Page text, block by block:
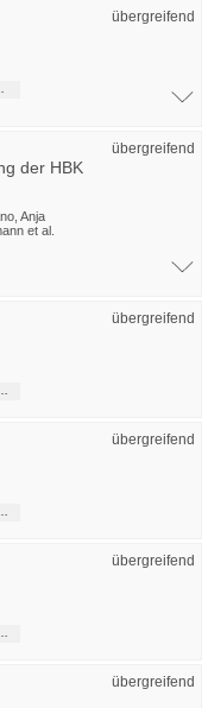
übergreifend
übergreifend
der HBK
Anja
et al.
übergreifend
übergreifend
übergreifend
übergreifend